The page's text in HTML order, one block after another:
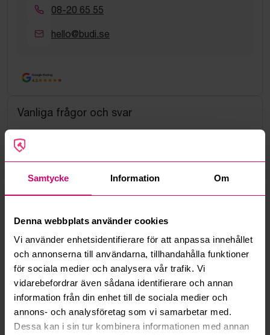
Samtycke Information Om
Denna webbplats använder cookies
Vi använder enhetsidentifierare för att anpassa innehållet
och annonserna till användarna, tillhandahålla funktioner
för sociala medier och analysera vår trafik. Vi
vidarebefordrar även sådana identifierare och annan
information från din enhet till de sociala medier och
annons- och analysföretag som vi samarbetar med.
Dessa kan i sin tur kombinera informationen med annan
08-20 65 55
hello@budi.se
Google Rating
4.5
Vanliga frågor och svar
Vad är ett reservationspris?
Kan jag ångra ett bud?
Kan ni frakta mina vunna objekt?